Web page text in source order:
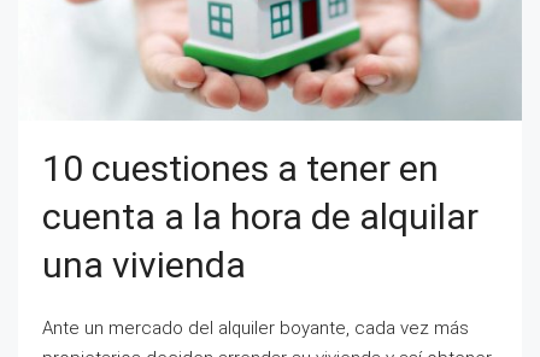
10 cuestiones a tener en
cuenta a la hora de alquilar
una vivienda
Ante un mercado del alquiler boyante, cada vez más